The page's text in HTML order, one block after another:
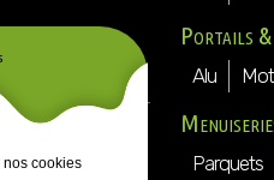
menuiseries-
Portails
Alu
Parquets
nos cookies